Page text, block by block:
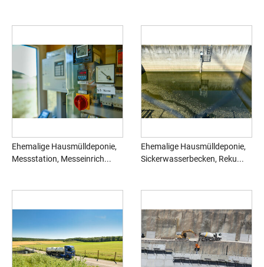
Ehemalige Hausmülldeponie,
Messstation, Messeinrich...
Ehemalige Hausmülldeponie,
Sickerwasserbecken, Reku...